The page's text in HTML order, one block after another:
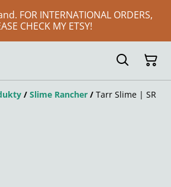
FOR INTERNATIONAL ORDERS,
CHECK MY ETSY!
/ Slime Rancher / Tarr Slime | SR